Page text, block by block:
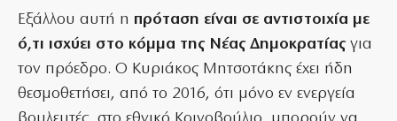
Εξάλλου αυτή η πρόταση είναι σε αντιστοιχία με
ό,τι ισχύει στο κόμμα της Νέας Δημοκρατίας για
τον πρόεδρο. Ο Κυριάκος Μητσοτάκης έχει ήδη
θεσμοθετήσει, από το 2016, ότι μόνο εν ενεργεία